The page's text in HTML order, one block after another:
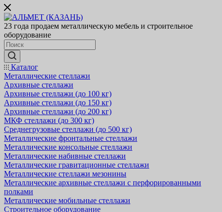
23 года продаем металлическую мебель и строительное
оборудование
Каталог
Металлические стеллажи
Архивные стеллажи
Архивные стеллажи (до 100 кг)
Архивные стеллажи (до 150 кг)
Архивные стеллажи (до 200 кг)
МКФ стеллажи (до 300 кг)
Среднегрузовые стеллажи (до 500 кг)
Металлические фронтальные стеллажи
Металлические консольные стеллажи
Металлические набивные стеллажи
Металлические гравитационные стеллажи
Металлические стеллажи мезонины
Металлические архивные стеллажи с перфорированными
полками
Металлические мобильные стеллажи
Строительное оборудование